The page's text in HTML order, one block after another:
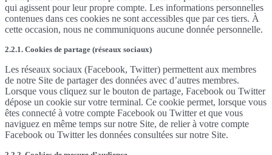
qui agissent pour leur propre compte. Les informations personnelles
contenues dans ces cookies ne sont accessibles que par ces tiers. À
cette occasion, nous ne communiquons aucune donnée personnelle.
2.2.1. Cookies de partage (réseaux sociaux)
Les réseaux sociaux (Facebook, Twitter) permettent aux membres
de notre Site de partager des données avec d’autres membres.
Lorsque vous cliquez sur le bouton de partage, Facebook ou Twitter
dépose un cookie sur votre terminal. Ce cookie permet, lorsque vous
êtes connecté à votre compte Facebook ou Twitter et que vous
naviguez en même temps sur notre Site, de relier à votre compte
Facebook ou Twitter les données consultées sur notre Site.